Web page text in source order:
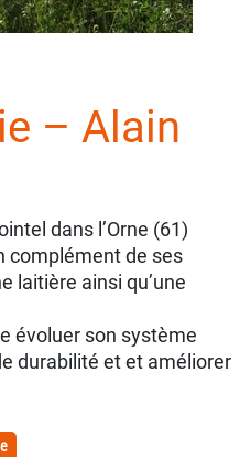
– Alain
dans l’Orne (61)
complément de ses
laitière ainsi qu’une
évoluer son système
durabilité et et améliorer